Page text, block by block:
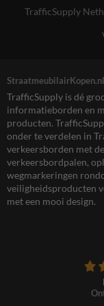
TrafficSupply
TrafficSupply is dé
informatieborden en
producten.
onder te verdelen in
verkeersborden met
verkeersbordpalen,
wegmarkeringen
veiligheidsproducten
met een mooi design.